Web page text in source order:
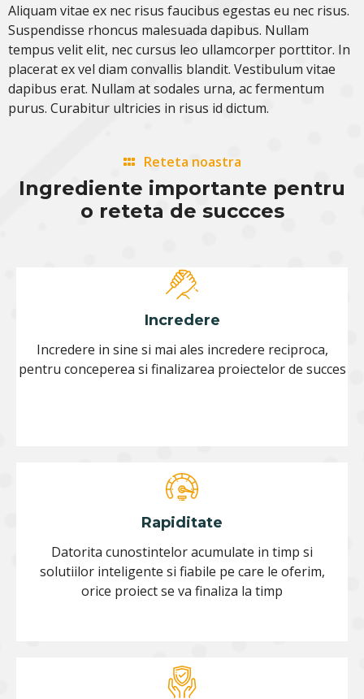
Aliquam vitae ex nec risus faucibus egestas eu nec risus.
Suspendisse rhoncus malesuada dapibus. Nullam
tempus velit elit, nec cursus leo ullamcorper porttitor. In
placerat ex vel diam convallis blandit. Vestibulum vitae
dapibus erat. Nullam at sodales urna, ac fermentum
purus. Curabitur ultricies in risus id dictum.
Reteta noastra
Ingrediente importante pentru
o reteta de succces
Incredere
Incredere in sine si mai ales incredere reciproca,
pentru conceperea si finalizarea proiectelor de succes
Rapiditate
Datorita cunostintelor acumulate in timp si
solutiilor inteligente si fiabile pe care le oferim,
orice proiect se va finaliza la timp